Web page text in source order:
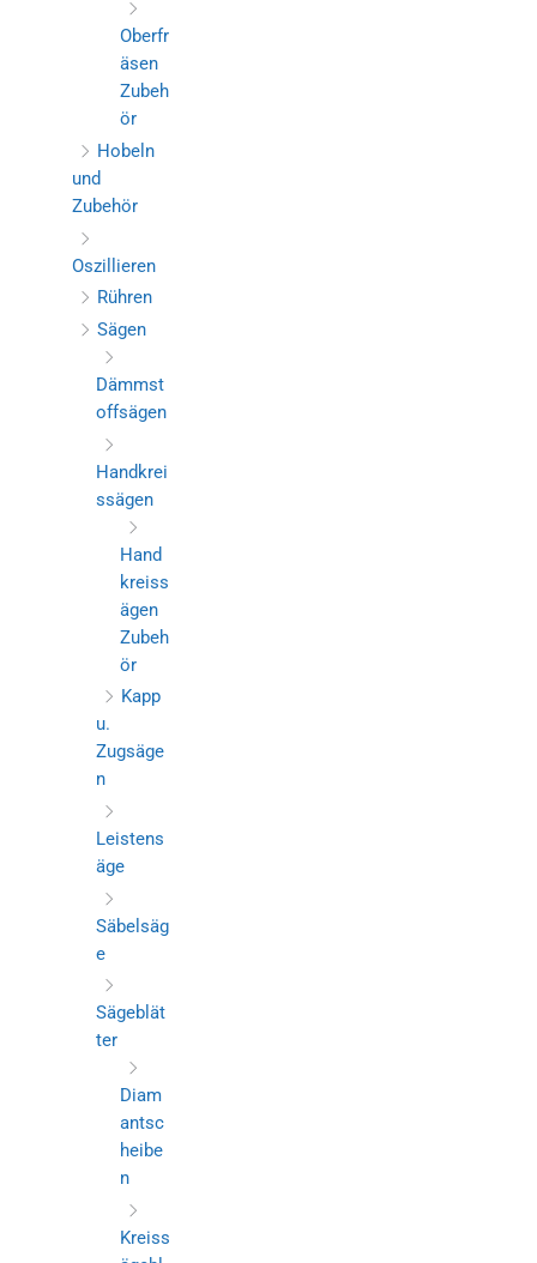
Oberfr
äsen
Zubeh
ör
Hobeln
und
Zubehör
Oszillieren
Rühren
Sägen
Dämmst
offsägen
Handkrei
ssägen
Hand
kreiss
ägen
Zubeh
ör
Kapp
u.
Zugsäge
n
Leistens
äge
Säbelsäg
e
Sägeblät
ter
Diam
antsc
heibe
n
Kreiss